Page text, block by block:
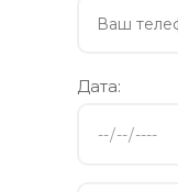
Дата: